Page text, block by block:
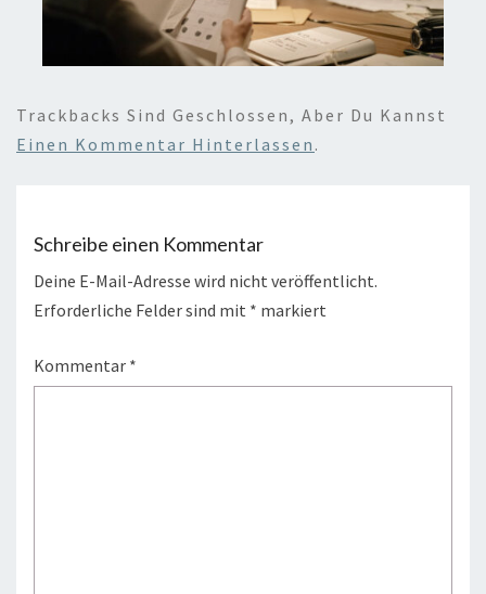
Trackbacks Sind Geschlossen, Aber Du Kannst
Einen Kommentar Hinterlassen .
Schreibe einen Kommentar
Deine E-Mail-Adresse wird nicht veröffentlicht.
Erforderliche Felder sind mit * markiert
Kommentar *